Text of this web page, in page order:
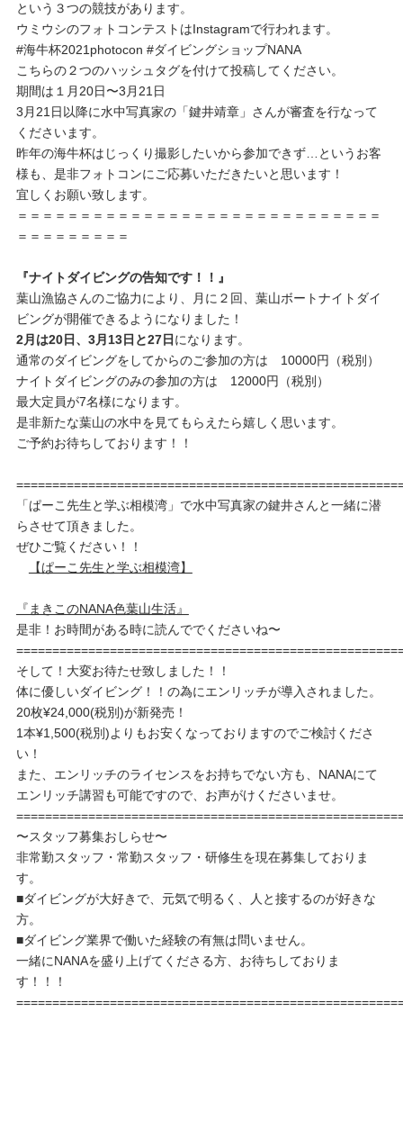
という３つの競技があります。
ウミウシのフォトコンテストはInstagramで行われます。
#海牛杯2021photocon #ダイビングショップNANA
こちらの２つのハッシュタグを付けて投稿してください。
期間は１月20日〜3月21日
3月21日以降に水中写真家の「鍵井靖章」さんが審査を行なって
くださいます。
昨年の海牛杯はじっくり撮影したいから参加できず…というお客
様も、是非フォトコンにご応募いただきたいと思います！
宜しくお願い致します。
＝＝＝＝＝＝＝＝＝＝＝＝＝＝＝＝＝＝＝＝＝＝＝＝＝＝＝＝＝
＝＝＝＝＝＝＝＝＝
『ナイトダイビングの告知です！！』
葉山漁協さんのご協力により、月に２回、葉山ボートナイトダイ
ビングが開催できるようになりました！
2月は20日、 3月13日と27日 になります。
通常のダイビングをしてからのご参加の方は 10000円（税別）
ナイトダイビングのみの参加の方は 12000円（税別）
最大定員が7名様になります。
是非新たな葉山の水中を見てもらえたら嬉しく思います。
ご予約お待ちしております！！
「ぱーこ先生と学ぶ相模湾」で水中写真家の鍵井さんと一緒に潜
らさせて頂きました。
ぜひご覧ください！！
【ぱーこ先生と学ぶ相模湾】
『まきこのNANA色葉山生活』
是非！お時間がある時に読んででくださいね〜
そして！大変お待たせ致しました！！
体に優しいダイビング！！の為にエンリッチが導入されました。
20枚¥24,000(税別)が新発売！
1本¥1,500(税別)よりもお安くなっておりますのでご検討くださ
い！
また、エンリッチのライセンスをお持ちでない方も、NANAにて
エンリッチ講習も可能ですので、お声がけくださいませ。
〜スタッフ募集おしらせ〜
非常勤スタッフ・常勤スタッフ・研修生を現在募集しておりま
す。
■ダイビングが大好きで、元気で明るく、人と接するのが好きな
方。
■ダイビング業界で働いた経験の有無は問いません。
一緒にNANAを盛り上げてくださる方、お待ちしておりま
す！！！